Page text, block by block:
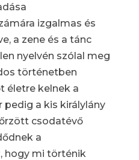
izgalmas és
a zene és a tánc
nyelvén szólal meg
történetben
életre kelnek a
a kis királylány
csodatévő
a
hogy mi történik